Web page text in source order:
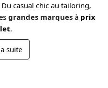
Du casual chic au tailoring,
grandes marquesà prix
.
suite